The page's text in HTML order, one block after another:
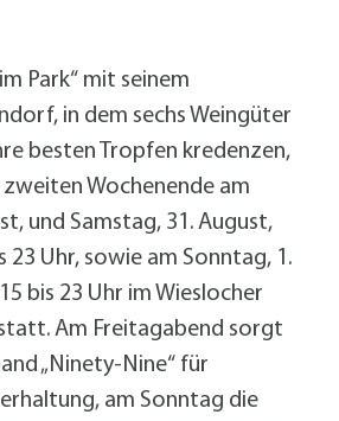
Park“ mit seinem
in dem sechs Weingüter
besten Tropfen kredenzen,
Wochenende am
und Samstag, 31. August,
23 Uhr, sowie am Sonntag, 1.
bis 23 Uhr im Wieslocher
Am Freitagabend sorgt
„Ninety-Nine“ für
am Sonntag die